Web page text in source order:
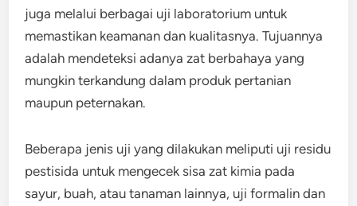
juga melalui berbagai uji laboratorium untuk
memastikan keamanan dan kualitasnya. Tujuannya
adalah mendeteksi adanya zat berbahaya yang
mungkin terkandung dalam produk pertanian
maupun peternakan.
Beberapa jenis uji yang dilakukan meliputi uji residu
pestisida untuk mengecek sisa zat kimia pada
sayur, buah, atau tanaman lainnya, uji formalin dan